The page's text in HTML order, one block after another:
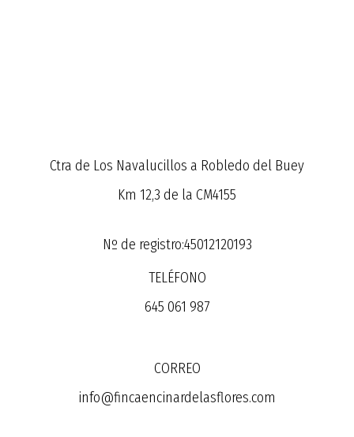
Ctra de Los Navalucillos a Robledo del Buey
Km 12,3 de la CM4155
Nº de registro:45012120193
TELÉFONO
645 061 987
CORREO
info@fincaencinardelasflores.com